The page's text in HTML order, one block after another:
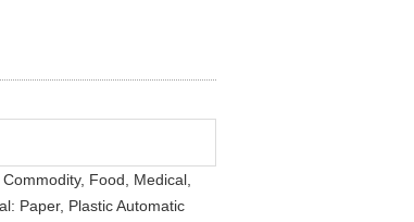
Food, Medical,
Paper, Plastic Automatic